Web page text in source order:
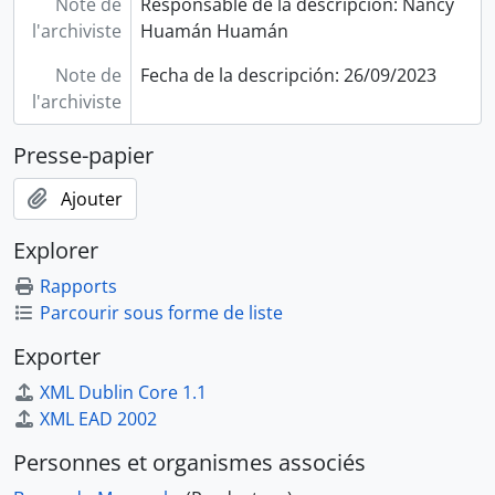
[Pièce] Presentación de cuentas
[Pièce] Entero de cantidad de pesos
[Pièce] Alcaldes mayores del partido de Tinta
[Pièce] Pago de rentas
[Pièce] Escudo
[Pièce] Solicita puesto
[Pièce] Averiguación de caminos
l'archiviste
Huamán Huamán
Note de
l'archiviste
Fecha de la descripción: 26/09/2023
Presse-papier
Ajouter
Explorer
Rapports
Parcourir sous forme de liste
Exporter
XML Dublin Core 1.1
XML EAD 2002
Personnes et organismes associés